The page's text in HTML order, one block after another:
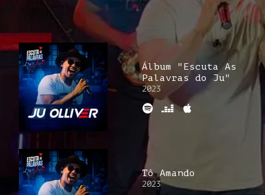
Álbum "Escuta As
Palavras do Ju"
2023
Tô Amando
2023